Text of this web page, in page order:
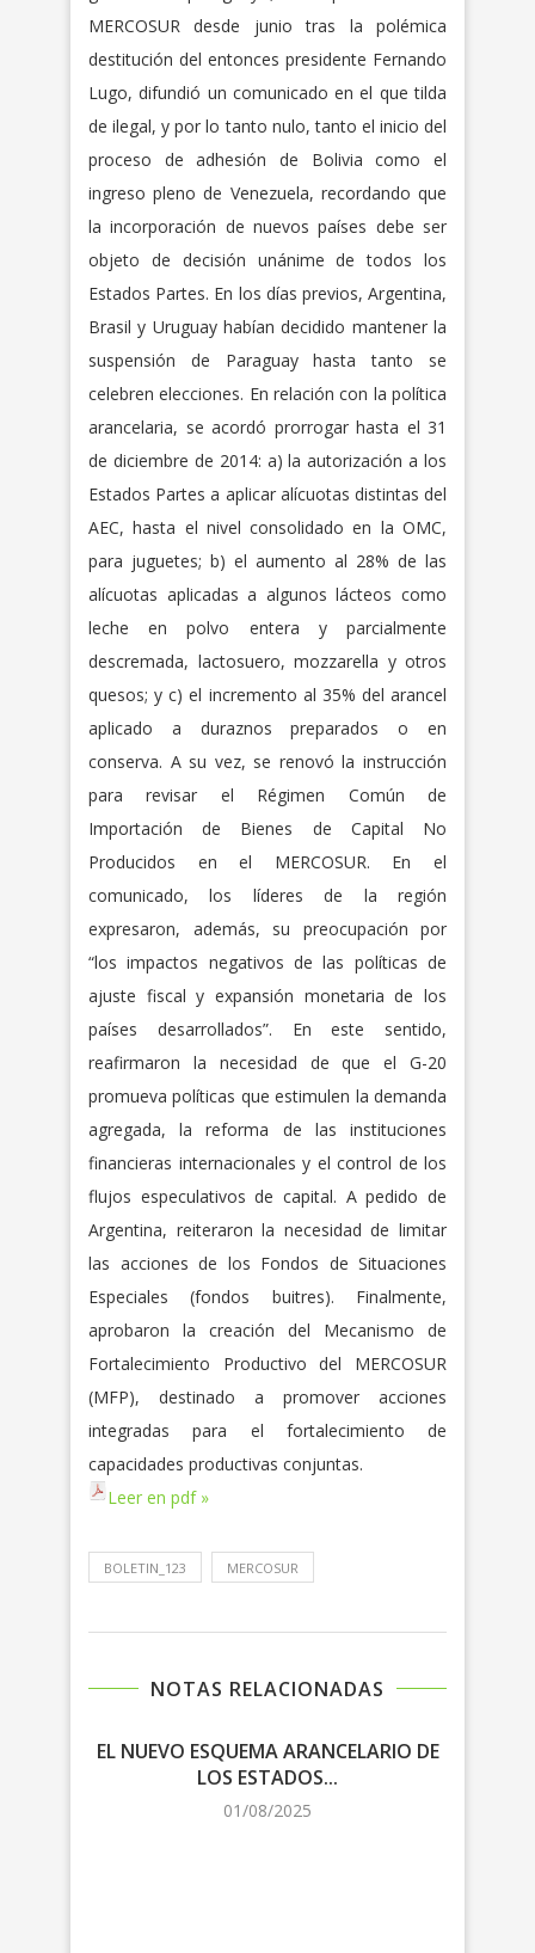
MERCOSUR desde junio tras la polémica
destitución del entonces presidente Fernando
Lugo, difundió un comunicado en el que tilda
de ilegal, y por lo tanto nulo, tanto el inicio del
proceso de adhesión de Bolivia como el
ingreso pleno de Venezuela, recordando que
la incorporación de nuevos países debe ser
objeto de decisión unánime de todos los
Estados Partes. En los días previos, Argentina,
Brasil y Uruguay habían decidido mantener la
suspensión de Paraguay hasta tanto se
celebren elecciones. En relación con la política
arancelaria, se acordó prorrogar hasta el 31
de diciembre de 2014: a) la autorización a los
Estados Partes a aplicar alícuotas distintas del
AEC, hasta el nivel consolidado en la OMC,
para juguetes; b) el aumento al 28% de las
alícuotas aplicadas a algunos lácteos como
leche en polvo entera y parcialmente
descremada, lactosuero, mozzarella y otros
quesos; y c) el incremento al 35% del arancel
aplicado a duraznos preparados o en
conserva. A su vez, se renovó la instrucción
para revisar el Régimen Común de
Importación de Bienes de Capital No
Producidos en el MERCOSUR. En el
comunicado, los líderes de la región
expresaron, además, su preocupación por
“los impactos negativos de las políticas de
ajuste fiscal y expansión monetaria de los
países desarrollados”. En este sentido,
reafirmaron la necesidad de que el G-20
promueva políticas que estimulen la demanda
agregada, la reforma de las instituciones
financieras internacionales y el control de los
flujos especulativos de capital. A pedido de
Argentina, reiteraron la necesidad de limitar
las acciones de los Fondos de Situaciones
Especiales (fondos buitres). Finalmente,
aprobaron la creación del Mecanismo de
Fortalecimiento Productivo del MERCOSUR
(MFP), destinado a promover acciones
integradas para el fortalecimiento de
capacidades productivas conjuntas.
Leer en pdf »
BOLETIN_123 MERCOSUR
NOTAS RELACIONADAS
EL NUEVO ESQUEMA ARANCELARIO DE
LOS ESTADOS...
01/08/2025